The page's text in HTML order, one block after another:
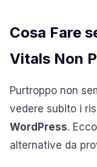
Cosa Fare
Vitals Non
Purtroppo non
vedere subito i
WordPress.
alternative da